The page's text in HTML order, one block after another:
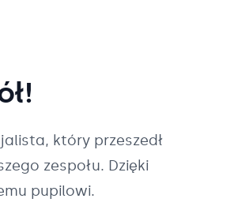
który przeszedł
zespołu. Dzięki
pupilowi.